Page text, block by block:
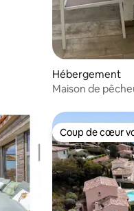
Hébergement
Maison de
appréciés Coup de cœur
Coup de cœur